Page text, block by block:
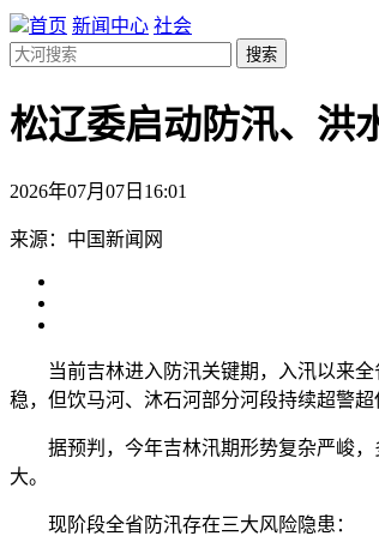
首页 新闻中心 社会
搜索
松辽委启动防汛、
2026年07月07日16:01
来源：中国新闻网
当前吉林进入防汛关键期，入汛以来全
稳，但饮马河、沐石河部分河段持续超警超
据预判，今年吉林汛期形势复杂严峻，
大。
现阶段全省防汛存在三大风险隐患：